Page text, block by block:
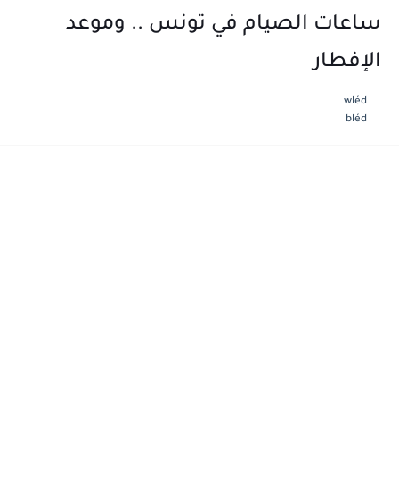
ساعات الصيام في تونس .. وموعد
الإفطار
wléd
bléd